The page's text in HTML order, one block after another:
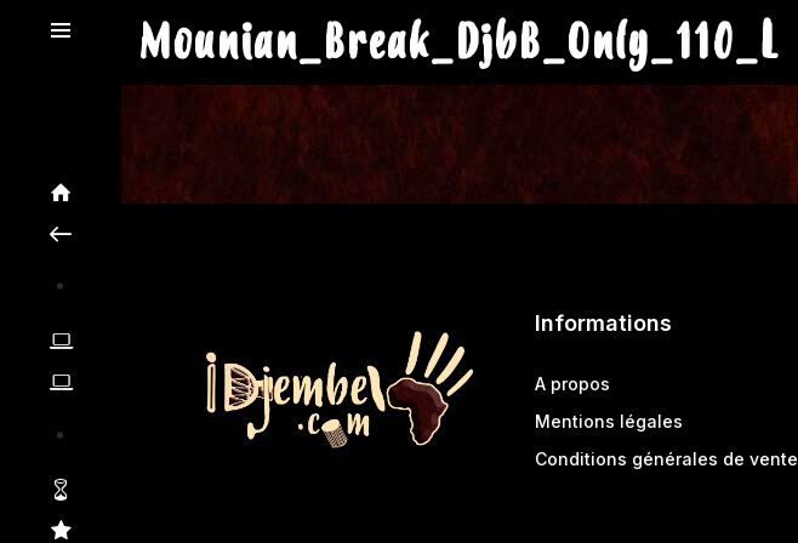
Mounian_Break_DjbB_Only_110_L
Informations
A propos
Mentions légales
Conditions générales de vente